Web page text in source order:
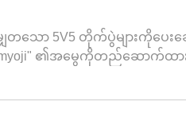
ျှတသော 5V5 တိုက်ပွဲများကိုပေး
၏အမွေကိုတည်ဆောက်ထ
ျိုးသက်ရောက်မှုများပါ၀င်ပြီ